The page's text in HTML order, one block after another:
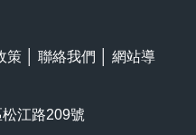
策 聯絡我們
網站導
江路209號